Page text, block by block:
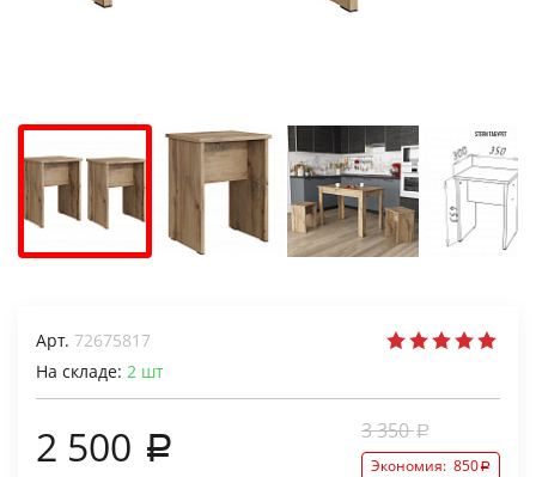
Арт. 72675817
На складе: 2 шт
2 500 3 350
Экономия: 850